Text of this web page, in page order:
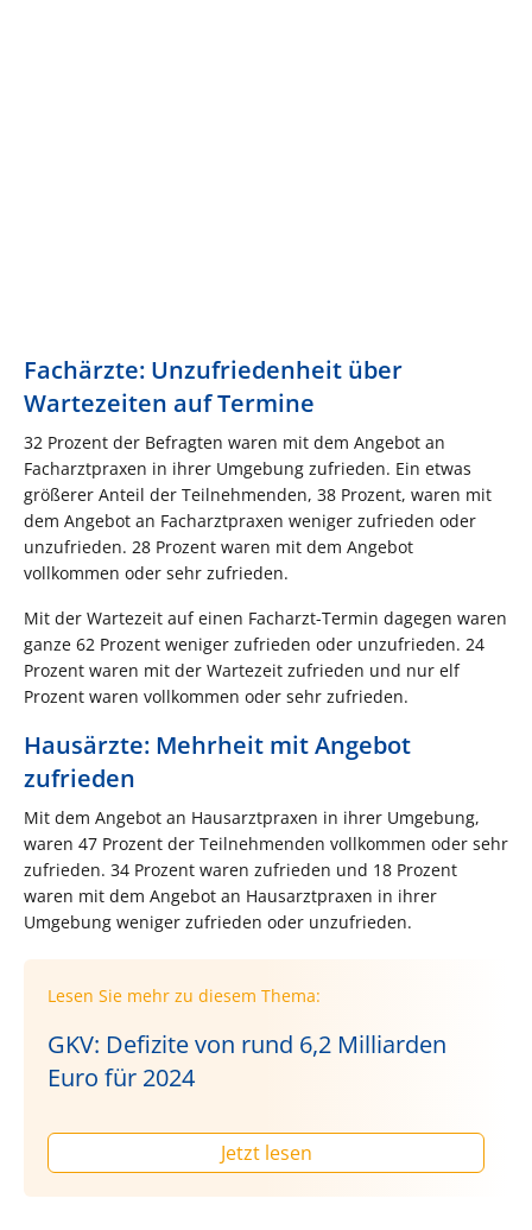
Fachärzte: Unzufriedenheit über
Wartezeiten auf Termine
32 Prozent der Befragten waren mit dem Angebot an
Facharztpraxen in ihrer Umgebung zufrieden. Ein etwas
größerer Anteil der Teilnehmenden, 38 Prozent, waren mit
dem Angebot an Facharztpraxen weniger zufrieden oder
unzufrieden. 28 Prozent waren mit dem Angebot
vollkommen oder sehr zufrieden.
Mit der Wartezeit auf einen Facharzt-Termin dagegen waren
ganze 62 Prozent weniger zufrieden oder unzufrieden. 24
Prozent waren mit der Wartezeit zufrieden und nur elf
Prozent waren vollkommen oder sehr zufrieden.
Hausärzte: Mehrheit mit Angebot
zufrieden
Mit dem Angebot an Hausarztpraxen in ihrer Umgebung,
waren 47 Prozent der Teilnehmenden vollkommen oder sehr
zufrieden. 34 Prozent waren zufrieden und 18 Prozent
waren mit dem Angebot an Hausarztpraxen in ihrer
Umgebung weniger zufrieden oder unzufrieden.
Lesen Sie mehr zu diesem Thema:
GKV: Defizite von rund 6,2 Milliarden
Euro für 2024
Jetzt lesen